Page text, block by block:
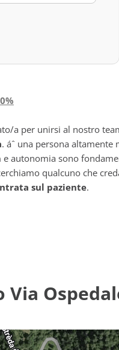
a per unirsi al nostro
. áˆ una persona
e autonomia sono
qualcuno che
sul paziente.